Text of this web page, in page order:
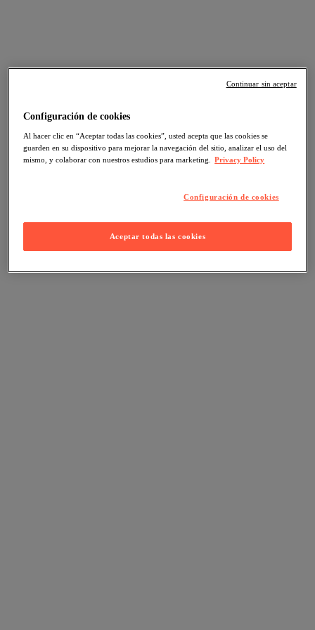
Configuración de cookies
Al hacer clic en “Aceptar todas las cookies”, usted acepta que las cookies se
guarden en su dispositivo para mejorar la navegación del sitio, analizar el uso del
mismo, y colaborar con nuestros estudios para marketing. Privacy Policy
Configuración de cookies
Aceptar todas las cookies
Continuar sin aceptar